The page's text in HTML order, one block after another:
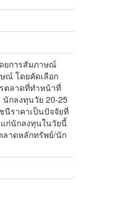
ยการสัมภาษณ์
ณ์ โดยคัดเลือก
ตลาดที่ทำหน้าที่
กลงทุนวัย 20-25
ราคาเป็นปัจจัยที่
ก่นักลงทุนในวัยนี้
ลาดหลักทรัพย์/นัก